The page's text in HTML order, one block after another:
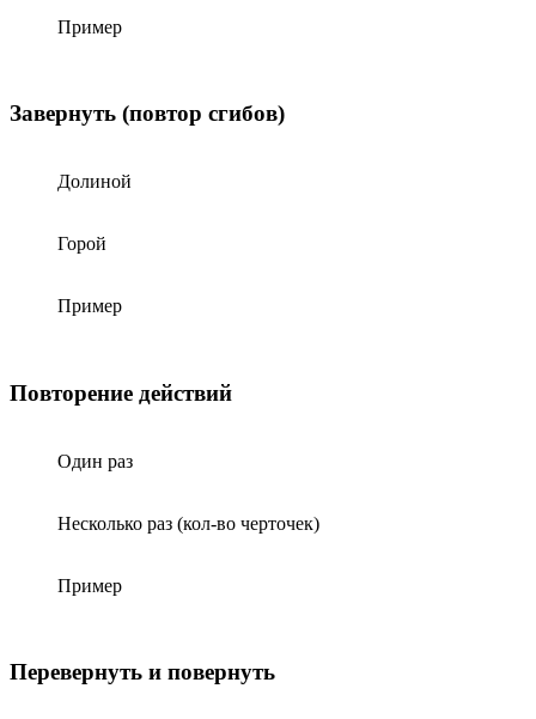
Пример
Завернуть (повтор сгибов)
Долиной
Горой
Пример
Повторение действий
Один раз
Несколько раз (кол-во черточек)
Пример
Перевернуть и повернуть